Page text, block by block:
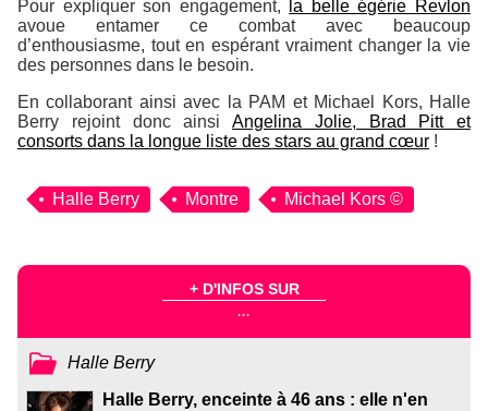
Pour expliquer son engagement,
la belle égérie Revlon
avoue entamer ce combat avec beaucoup
d’enthousiasme, tout en espérant vraiment changer la vie
des personnes dans le besoin.
En collaborant ainsi avec la PAM et Michael Kors, Halle
Berry rejoint donc ainsi Angelina Jolie, Brad Pitt et
consorts dans la longue liste des stars au grand cœur !
Halle Berry Montre Michael Kors ©
+ D'INFOS SUR
...
Halle Berry
Halle Berry, enceinte à 46 ans : elle n'en